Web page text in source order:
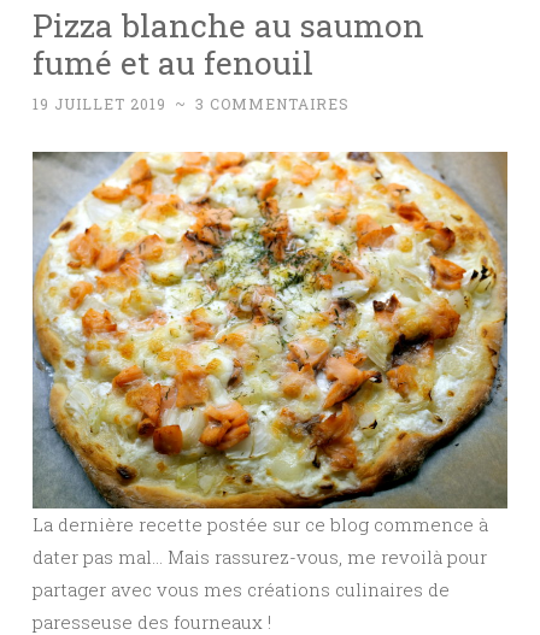
Pizza blanche au saumon
fumé et au fenouil
19 JUILLET 2019 ~ 3 COMMENTAIRES
La dernière recette postée sur ce blog commence à
dater pas mal… Mais rassurez-vous, me revoilà pour
partager avec vous mes créations culinaires de
paresseuse des fourneaux !